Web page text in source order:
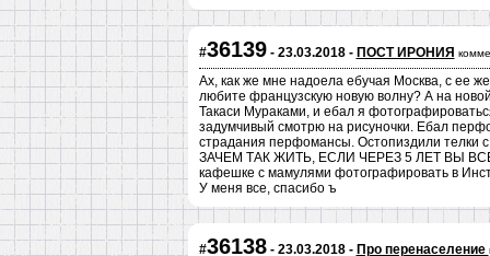
#36139- 23.03.2018 - ПОСТ ИРОНИЯ
Ах, как же мне надоела ебучая Москва, с ее
любите французскую новую волну? А на
Такаси Мураками, и ебал я
задумчивый смотрю на рисуночки. Ебал
страдания перфомансы. Остопиздили телки с
ЗАЧЕМ ТАК ЖИТЬ, ЕСЛИ ЧЕРЕЗ 5 ЛЕТ ВЫ
кафешке с мамулями фотографировать в
У меня все, спасибо ъ
#36138- 23.03.2018 - Про перенаселение